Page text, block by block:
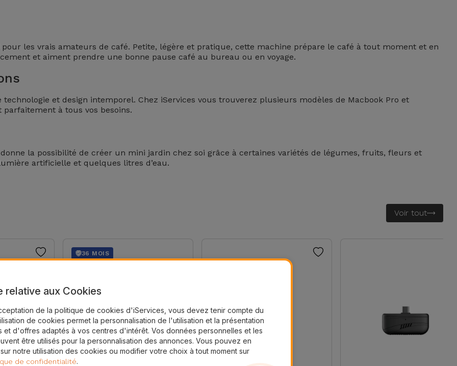
pour les vrais amateurs de café. Petite, légère et pratique, cette machine prépare le café à tout moment et en
et aiment prendre une bonne pause café au bureau ou en voyage.
et design intemporel. Chez iServices vous trouverez plusieurs modèles de Macbook Pro et
à tous vos besoins.
la possibilité de créer un mini jardin chez soi grâce à certaines variétés de légumes, fruits, fleurs et
artificielle et quelques litres d’eau.
Voir tout
36 MOIS
relative aux Cookies
de la politique de cookies d'iServices, vous devez tenir compte du
de cookies permet la personnalisation de l'utilisation et la présentation
et d'offres adaptés à vos centres d'intérêt. Vos données personnelles et les
être utilisés pour la personnalisation des annonces. Vous pouvez en
notre utilisation des cookies ou modifier votre choix à tout moment sur
de confidentialité.